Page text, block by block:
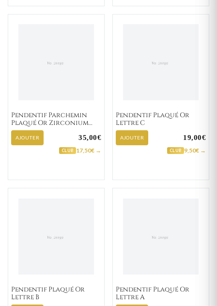
Pendentif Parchemin
Plaqué Or Zirconium
Croix Chrétienne
AJOUTER 35,00€
CLUB 17,50€ →
Pendentif Plaqué Or
Lettre C
AJOUTER 19,00€
CLUB 9,50€ →
Pendentif Plaqué Or
Lettre B
Pendentif Plaqué Or
Lettre A